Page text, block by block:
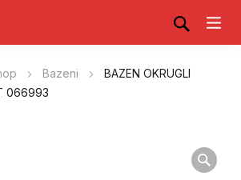
Bazeni
BAZEN OKRUGLI
066993